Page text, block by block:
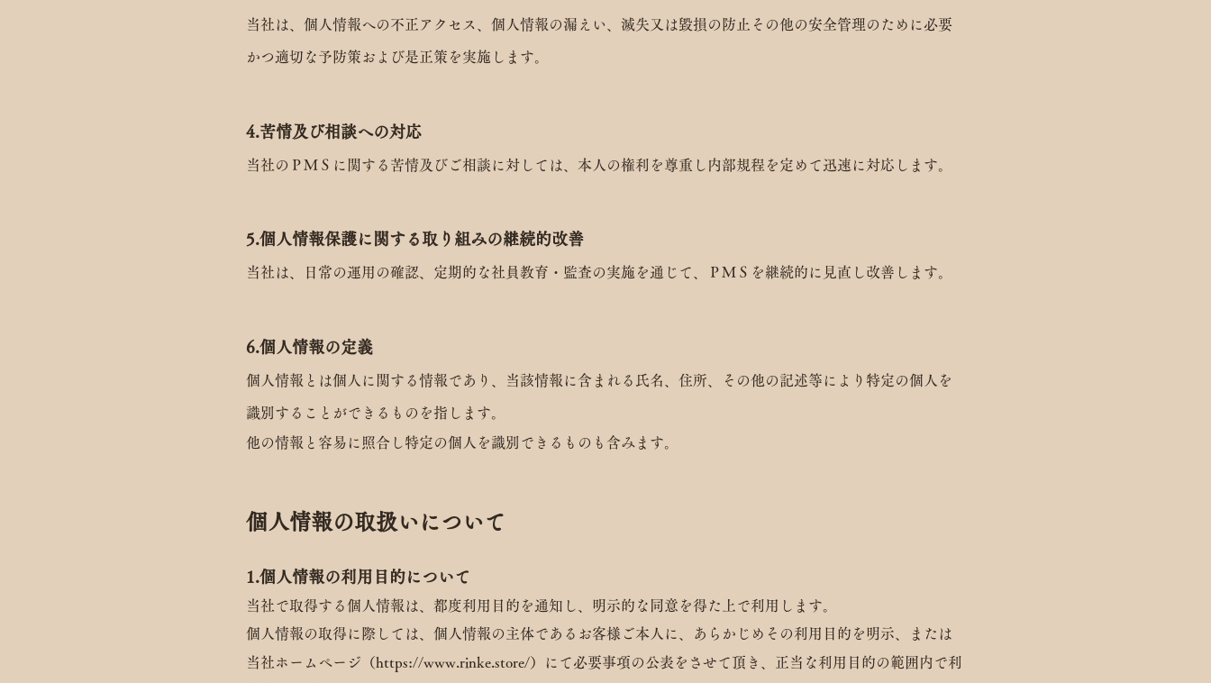
当社は、個人情報への不正アクセス、個人情報の漏えい、滅失又は毀損の防止その他の安全管理のために必要
かつ適切な予防策および是正策を実施します。
4.苦情及び相談への対応
当社のＰＭＳに関する苦情及びご相談に対しては、本人の権利を尊重し内部規程を定めて迅速に対応します。
5.個人情報保護に関する取り組みの継続的改善
当社は、日常の運用の確認、定期的な社員教育・監査の実施を通じて、ＰＭＳを継続的に見直し改善します。
6.個人情報の定義
個人情報とは個人に関する情報であり、当該情報に含まれる氏名、住所、その他の記述等により特定の個人を
識別することができるものを指します。
他の情報と容易に照合し特定の個人を識別できるものも含みます。
​個人情報の取扱いについて
1.個人情報の利用目的について
当社で取得する個人情報は、都度利用目的を通知し、明示的な同意を得た上で利用します。
個人情報の取得に際しては、個人情報の主体であるお客様ご本人に、あらかじめその利用目的を明示、または
当社ホームページ（https://www.rinke.store/）にて必要事項の公表をさせて頂き、正当な利用目的の範囲内で利